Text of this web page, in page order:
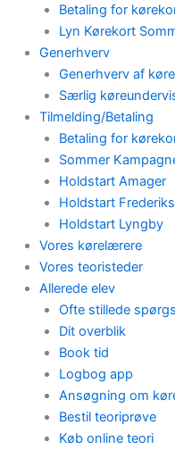
Betaling for
Lyn Kørekort
Generhverv
Generhverv af
Særlig
Tilmelding/Betaling
Betaling for
Sommer
Holdstart Amager
Holdstart
Holdstart Lyngby
Vores kørelærere
Vores teoristeder
Allerede elev
Ofte stillede
Dit overblik
Book tid
Logbog app
Ansøgning om
Bestil teoriprøve
Køb online teori